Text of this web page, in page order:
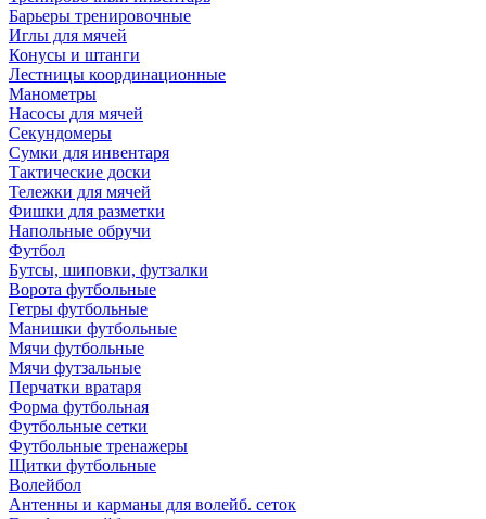
Барьеры тренировочные
Иглы для мячей
Конусы и штанги
Лестницы координационные
Манометры
Насосы для мячей
Секундомеры
Сумки для инвентаря
Тактические доски
Тележки для мячей
Фишки для разметки
Напольные обручи
Футбол
Бутсы, шиповки, футзалки
Ворота футбольные
Гетры футбольные
Манишки футбольные
Мячи футбольные
Мячи футзальные
Перчатки вратаря
Форма футбольная
Футбольные сетки
Футбольные тренажеры
Щитки футбольные
Волейбол
Антенны и карманы для волейб. сеток